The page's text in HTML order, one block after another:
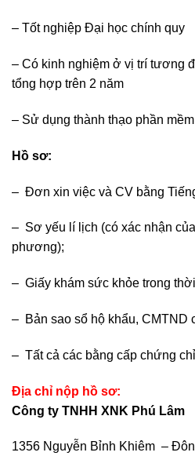
– Tốt nghiệp Đại học chính quy
– Có kinh nghiệm ở vị trí tương
tổng hợp trên 2 năm
– Sử dụng thành thạo phần
Hồ sơ:
– Đơn xin việc và CV bằng
– Sơ yếu lí lịch (có xác nhận
phương);
– Giấy khám sức khỏe trong
– Bản sao sổ hộ khẩu, CMTND
– Tất cả các bằng cấp chứng
Địa chỉ nộp hồ sơ:
Công ty TNHH XNK Phú Lâm
1356 Nguyễn Bỉnh Khiêm –